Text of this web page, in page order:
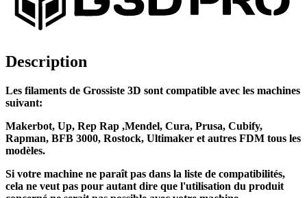
Description
Les filaments de Grossiste 3D sont compatible avec les machines
suivant:
Makerbot, Up, Rep Rap ,Mendel, Cura, Prusa, Cubify,
Rapman, BFB 3000, Rostock, Ultimaker et autres FDM tous les
modèles.
Si votre machine ne paraît pas dans la liste de compatibilités,
cela ne veut pas pour autant dire que l'utilisation du produit